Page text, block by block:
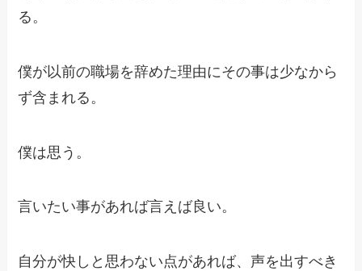
る。
僕が以前の職場を辞めた理由にその事は少なから
ず含まれる。
僕は思う。
言いたい事があれば言えば良い。
自分が快しと思わない点があれば、声を出すべき